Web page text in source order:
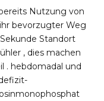
Nutzung von
bevorzugter Weg
Standort
, dies machen
. hebdomadal und